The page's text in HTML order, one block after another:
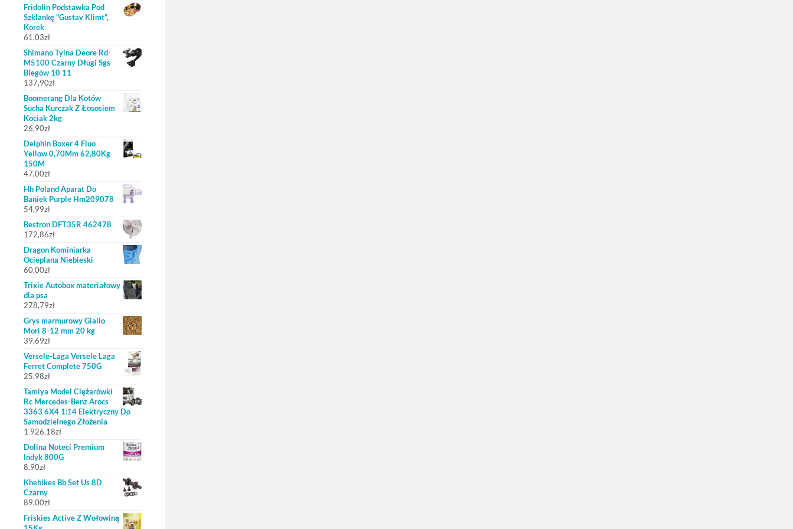
Fridolin Podstawka Pod
Szklankę "Gustav Klimt",
Korek
61,03zł
Shimano Tylna Deore Rd-
M5100 Czarny Długi Sgs
Biegów 10 11
137,90zł
Boomerang Dla Kotów
Sucha Kurczak Z Łososiem
Kociak 2kg
26,90zł
Delphin Boxer 4 Fluo
Yellow 0,70Mm 62,80Kg
150M
47,00zł
Hh Poland Aparat Do
Baniek Purple Hm209078
54,99zł
Bestron DFT35R 462478
172,86zł
Dragon Kominiarka
Ocieplana Niebieski
60,00zł
Trixie Autobox materiałowy
dla psa
278,79zł
Grys marmurowy Giallo
Mori 8-12 mm 20 kg
39,69zł
Versele-Laga Versele Laga
Ferret Complete 750G
25,98zł
Tamiya Model Ciężarówki
Rc Mercedes-Benz Arocs
3363 6X4 1:14 Elektryczny Do
Samodzielnego Złożenia
1 926,18zł
Dolina Noteci Premium
Indyk 800G
8,90zł
Khebikes Bb Set Us 8D
Czarny
89,00zł
Friskies Active Z Wołowiną